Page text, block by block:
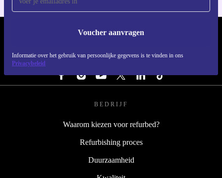
Voucher aanvragen
Informatie over het gebruik van persoonlijke gegevens is te vinden in ons
Privacybeleid
REFURBED NEDERLAND - RETHINK NEW.
VOLG ONS
BEDRIJF
Waarom kiezen voor refurbed?
Refurbishing proces
Duurzaamheid